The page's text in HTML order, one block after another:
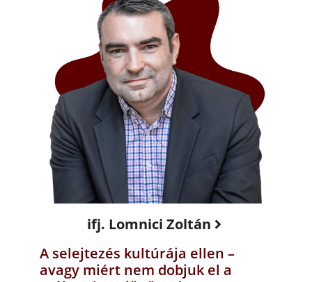
ifj. Lomnici Zoltán
A selejtezés kultúrája ellen –
avagy miért nem dobjuk el a